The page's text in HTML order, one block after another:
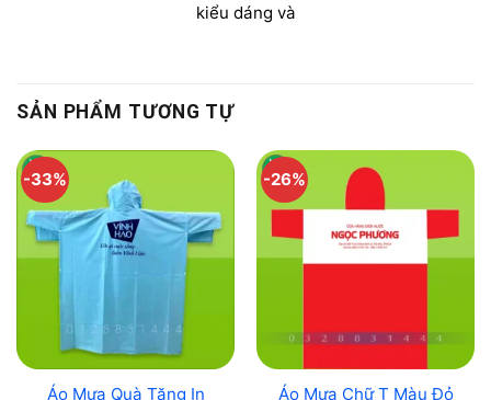
kiểu dáng và
SẢN PHẨM TƯƠNG TỰ
-33%
Áo Mưa Quà Tặng In
-26%
Áo Mưa Chữ T Màu Đỏ